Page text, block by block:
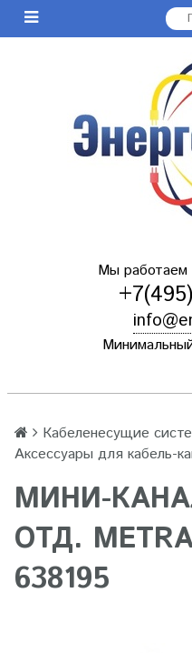
Мы
Кабеленесущие
Аксессуары для кабель-
МИНИ-
ОТД.
638195